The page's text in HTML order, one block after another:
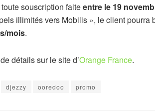
souscription faiteentre le 19
illimités vers Mobilis », le client
mois.
détails sur le site d’Orange France.
djezzy ooredoo promo